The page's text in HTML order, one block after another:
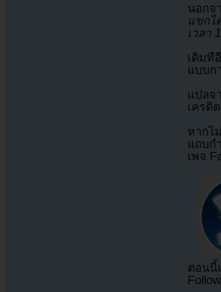
นอก
แขกไ
เวลา
เดิมที
แบบก
แปล
เครดิ
หากไ
แถบก
เพจ
ตอนนี้